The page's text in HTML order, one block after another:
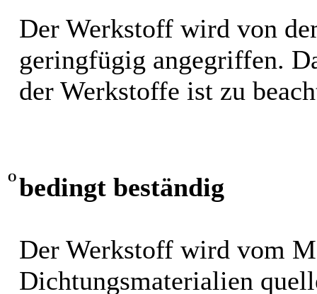
Der Werkstoff wird von
geringfügig angegriffen.
der Werkstoffe ist zu
O bedingt beständig
Der Werkstoff wird vom
Dichtungsmaterialien